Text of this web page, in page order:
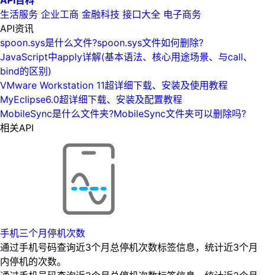
生活服务 企业工商 金融科技 接口大全 电子商务
API资讯
spoon.sys是什么文件?spoon.sys文件如何删除?
JavaScript中apply详解(基本语法、核心用途场景、与call、
bind的区别)
VMware Workstation 11超详细下载、安装及使用教程
MyEclipse6.0超详细下载、安装及配置教程
MobileSync是什么文件夹?MobileSync文件夹可以删除吗?
相关API
手机三个月停机次数
通过手机号码查询近3个月总停机次数标签信息，统计近3个月
内停机的次数。